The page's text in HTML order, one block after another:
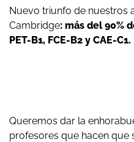
Nuevo triunfo de nuestros
Cambridge: más del 90%
PET-B1, FCE-B2 y CAE-C1.
Queremos dar la
profesores que hacen que